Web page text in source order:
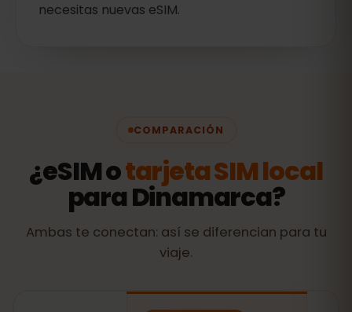
necesitas nuevas eSIM.
COMPARACIÓN
¿eSIM otarjeta SIM local
para Dinamarca?
Ambas te conectan: así se diferencian para tu
viaje.